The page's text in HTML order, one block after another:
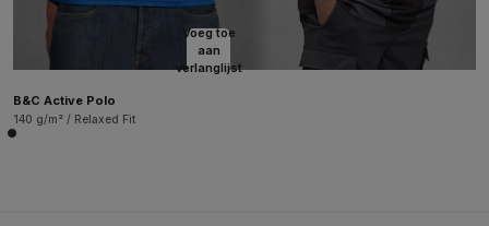
Voeg toe
aan
verlanglijst
B&C Active Polo
140 g/m² / Relaxed Fit